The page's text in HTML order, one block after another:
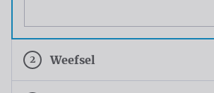
2 Weefsel